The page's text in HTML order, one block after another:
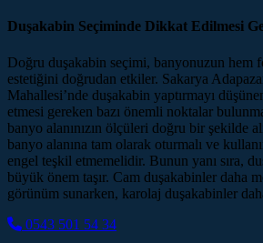
Duşakabin Seçiminde Dikkat Edilmesi
Doğru duşakabin seçimi, banyonuzun hem
estetiğini doğrudan etkiler. Sakarya
Mahallesi’nde duşakabin yaptırmayı
etmesi gereken bazı önemli noktalar
banyo alanınızın ölçüleri doğru bir şekilde
banyo alanına tam olarak oturmalı ve
engel teşkil etmemelidir. Bunun yanı sıra,
büyük önem taşır. Cam duşakabinler daha
görünüm sunarken, karolaj duşakabinler
0543 501 54 34